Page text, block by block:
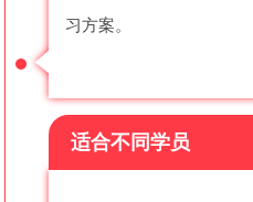
习方案。
适合不同学员